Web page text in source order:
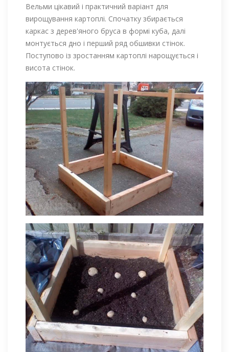
Вельми цікавий і практичний варіант для
вирощування картоплі. Спочатку збирається
каркас з дерев'яного бруса в формі куба, далі
монтується дно і перший ряд обшивки стінок.
Поступово із зростанням картоплі нарощується і
висота стінок.